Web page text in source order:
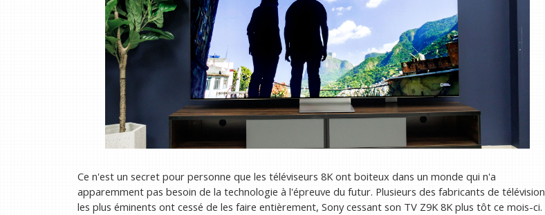
Ce n'est un secret pour personne que les téléviseurs 8K ont boiteux dans un monde qui n'a
apparemment pas besoin de la technologie à l'épreuve du futur. Plusieurs des fabricants de télévision
les plus éminents ont cessé de les faire entièrement, Sony cessant son TV Z9K 8K plus tôt ce mois-ci.